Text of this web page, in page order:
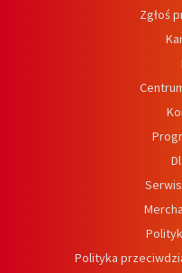
Zgłoś
Polityka